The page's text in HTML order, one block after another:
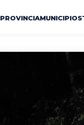
PROVINCIAMUNICIPIOS